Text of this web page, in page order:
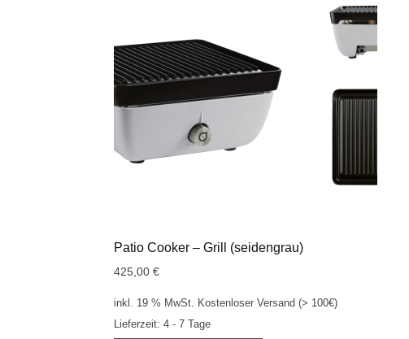
Patio Cooker – Grill (seidengrau)
425,00€
inkl. 19 % MwSt. Kostenloser Versand (> 100€)
Lieferzeit:4 - 7 Tage